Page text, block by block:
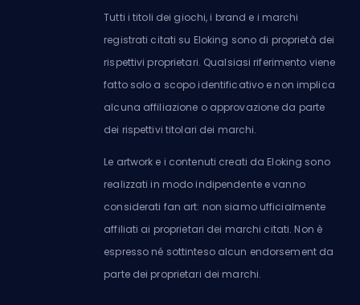
Tutti i titoli dei giochi, i brand e i marchi
registrati citati su Eloking sono di proprietà dei
rispettivi proprietari. Qualsiasi riferimento viene
fatto solo a scopo identificativo e non implica
alcuna affiliazione o approvazione da parte
dei rispettivi titolari dei marchi.
Le artwork e i contenuti creati da Eloking sono
realizzati in modo indipendente e vanno
considerati fan art: non siamo ufficialmente
affiliati ai proprietari dei marchi citati. Non è
espresso né sottinteso alcun endorsement da
parte dei proprietari dei marchi.